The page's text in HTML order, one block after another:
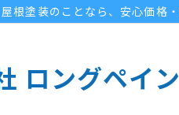
根塗装のことなら、安心価格
ロングペイ